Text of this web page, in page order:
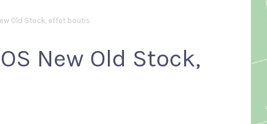
Old Stock, effet boutis
New Old Stock,